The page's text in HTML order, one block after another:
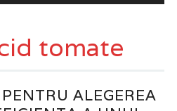
tomate
ALEGEREA